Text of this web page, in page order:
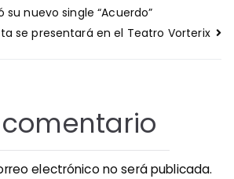
su nuevo single “Acuerdo”
se presentará en el Teatro Vorterix
electrónico no será publicada.